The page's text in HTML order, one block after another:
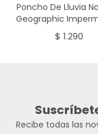
Poncho De Lluvia
Geographic
- verde
$ 1.290
Recibe todas las